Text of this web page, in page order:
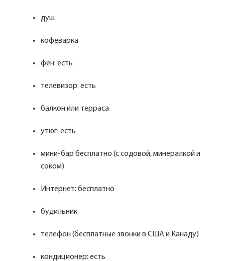
душ
кофеварка
фен: есть
телевизор: есть
балкон или терраса
утюг: есть
мини-бар бесплатно (с содовой, минералкой и
соком)
Интернет: бесплатно
будильник
телефон (бесплатные звонки в США и Канаду)
кондиционер: есть